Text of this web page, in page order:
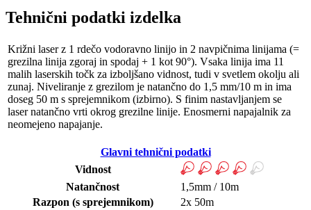
Tehnični podatki izdelka
Križni laser z 1 rdečo vodoravno linijo in 2 navpičnima linijama (=
grezilna linija zgoraj in spodaj + 1 kot 90°). Vsaka linija ima 11
malih laserskih točk za izboljšano vidnost, tudi v svetlem okolju ali
zunaj. Niveliranje z grezilom je natančno do 1,5 mm/10 m in ima
doseg 50 m s sprejemnikom (izbirno). S finim nastavljanjem se
laser natančno vrti okrog grezilne linije. Enosmerni napajalnik za
neomejeno napajanje.
Glavni tehnični podatki
Vidnost
Natančnost
1,5mm / 10m
Razpon (s sprejemnikom)
2x 50m